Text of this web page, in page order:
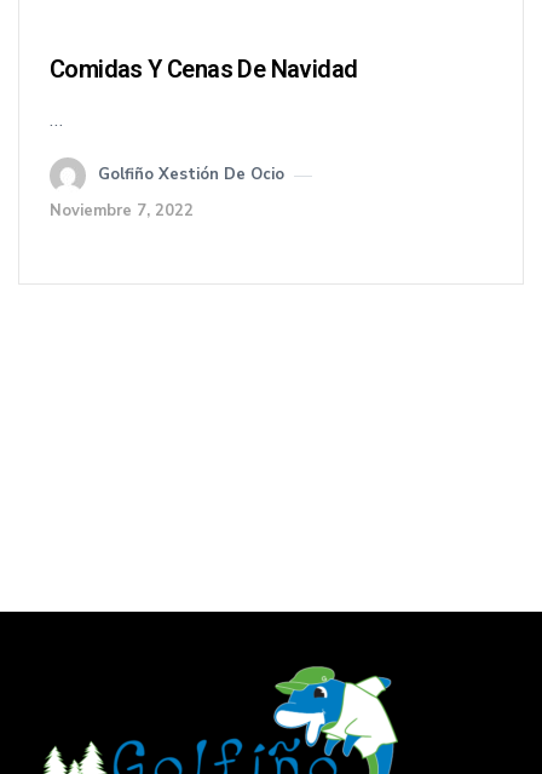
Comidas Y Cenas De Navidad
…
Golfiño Xestión De Ocio
Noviembre 7, 2022